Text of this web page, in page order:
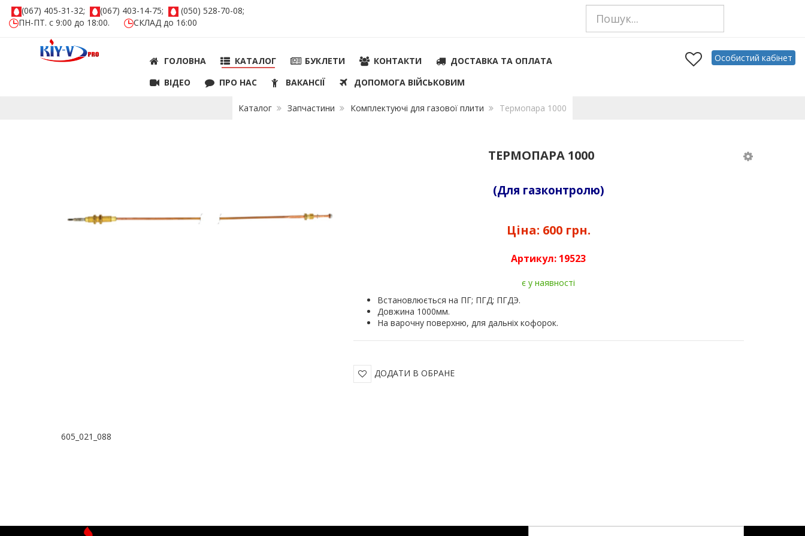
(067) 405-31-32; (067) 403-14-75;
(050) 528-70-08;
ПН-ПТ. с 9:00 до 18:00.
СКЛАД до 16:00
ГОЛОВНА КАТАЛОГ БУКЛЕТИ КОНТАКТИ
ДОСТАВКА ТА ОПЛАТА
ВIДЕО
ПРО НАС ВАКАНСІЇ ДОПОМОГА ВІЙСЬКОВИМ
Особистий кабінет
Каталог Запчастини Комплектуючі для газової плити Термопара 1000
ТЕРМОПАРА 1000
(Для газконтролю)
Ціна: 600 грн.
Артикул: 19523
є у наявності
Встановлюється на ПГ; ПГД; ПГДЭ.
Довжина 1000мм.
На варочну поверхню, для дальніх кофорок.
ДОДАТИ В ОБРАНЕ
605_021_088